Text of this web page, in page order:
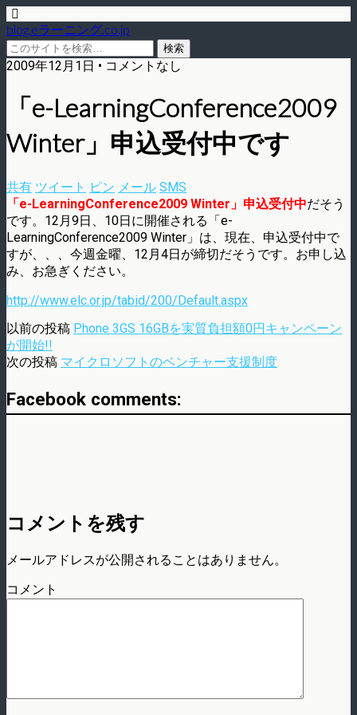
blog.eラーニング.co.jp
2009年12月1日 • コメントなし
「e-LearningConference2009
Winter」申込受付中です
共有 ツイート ピン メール SMS
「e-LearningConference2009 Winter」申込受付中だそう
です。12月9日、10日に開催される「e-
LearningConference2009 Winter」は、現在、申込受付中で
すが、、、今週金曜、12月4日が締切だそうです。お申し込
み、お急ぎください。
http://www.elc.or.jp/tabid/200/Default.aspx
以前の投稿 Phone 3GS 16GBを実質負担額0円キャンペーン
が開始!!
次の投稿 マイクロソフトのベンチャー支援制度
Facebook comments:
コメントを残す
メールアドレスが公開されることはありません。
コメント